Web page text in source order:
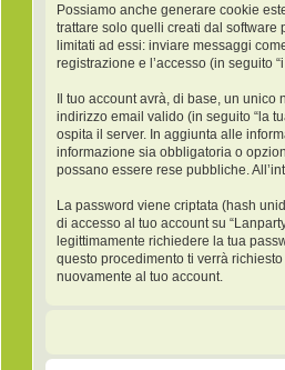
Possiamo anche generare cookie
trattare solo quelli creati dal
limitati ad essi: inviare messaggi
registrazione e l’accesso (in seguito
Il tuo account avrà, di base, un unico
indirizzo email valido (in seguito “la
ospita il server. In aggiunta alle
informazione sia obbligatoria o
possano essere rese pubbliche.
La password viene criptata (hash
di accesso al tuo account su
legittimamente richiedere la tua
questo procedimento ti verrà
nuovamente al tuo account.